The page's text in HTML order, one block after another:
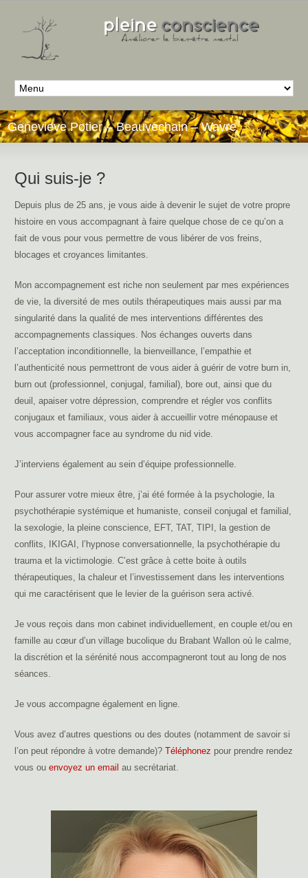
Genevieve Potier – Beauvechain – Wavre
Qui suis-je ?
Depuis plus de 25 ans, je vous aide à devenir le sujet de votre propre
histoire en vous accompagnant à faire quelque chose de ce qu’on a
fait de vous pour vous permettre de vous libérer de vos freins,
blocages et croyances limitantes.
Mon accompagnement est riche non seulement par mes expériences
de vie, la diversité de mes outils thérapeutiques mais aussi par ma
singularité dans la qualité de mes interventions différentes des
accompagnements classiques. Nos échanges ouverts dans
l’acceptation inconditionnelle, la bienveillance, l’empathie et
l’authenticité nous permettront de vous aider à guérir de votre burn in,
burn out (professionnel, conjugal, familial), bore out, ainsi que du
deuil, apaiser votre dépression, comprendre et régler vos conflits
conjugaux et familiaux, vous aider à accueillir votre ménopause et
vous accompagner face au syndrome du nid vide.
J’interviens également au sein d’équipe professionnelle.
Pour assurer votre mieux être, j’ai été formée à la psychologie, la
psychothérapie systémique et humaniste, conseil conjugal et familial,
la sexologie, la pleine conscience, EFT, TAT, TIPI, la gestion de
conflits, IKIGAI, l’hypnose conversationnelle, la psychothérapie du
trauma et la victimologie. C’est grâce à cette boite à outils
thérapeutiques, la chaleur et l’investissement dans les interventions
qui me caractérisent que le levier de la guérison sera activé.
Je vous reçois dans mon cabinet individuellement, en couple et/ou en
famille au cœur d’un village bucolique du Brabant Wallon où le calme,
la discrétion et la sérénité nous accompagneront tout au long de nos
séances.
Je vous accompagne également en ligne.
Vous avez d’autres questions ou des doutes (notamment de savoir si
l’on peut répondre à votre demande)?Téléphonez pour prendre rendez
vous ouenvoyez un email au secrétariat.